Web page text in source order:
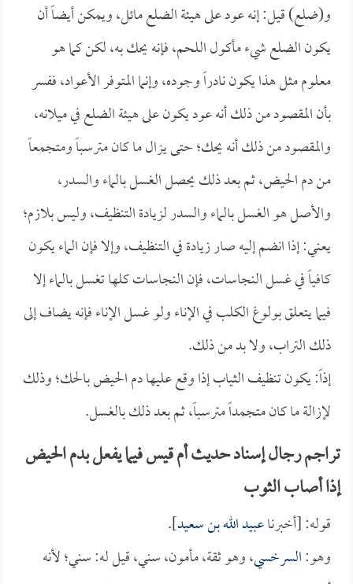
و(ضلع) قيل: إنه عود على هيئة الضلع مائل، ويمكن أيضاً أن
يكون الضلع شيء مأكول اللحم، فإنه يحك به، لكن كما هو
معلوم مثل هذا يكون نادراً وجوده، وإنما المتوفر الأعواد، ففسر
بأن المقصود من ذلك أنه عود يكون على هيئة الضلع في ميلانه،
والمقصود من ذلك أنه يحك؛ حتى يزال ما كان مترسباً ومتجمعاً
من دم الحيض، ثم بعد ذلك يحصل الغسل بالماء والسدر،
والأصل هو الغسل بالماء والسدر لزيادة التنظيف، وليس بلازم؛
يعني: إذا انضم إليه صار زيادة في التنظيف، وإلا فإن الماء يكون
كافياً في غسل النجاسات، فإن النجاسات كلها تغسل بالماء إلا
فيما يتعلق بولوغ الكلب في الإناء ولو غسل الإناء فإنه يضاف إلى
ذلك التراب، ولا بد من ذلك.
إذاً: يكون تنظيف الثياب إذا وقع عليها دم الحيض بالحك؛ وذلك
لإزالة ما كان متجمداً مترسباً، ثم بعد ذلك بالغسل.
تراجم رجال إسناد حديث أم قيس فيما يفعل بدم الحيض
إذا أصاب الثوب
قوله: [أخبرناعبيد الله بن سعيد].
وهو:السرخسي، وهو ثقة، مأمون، سني، قيل له: سني؛ لأنه